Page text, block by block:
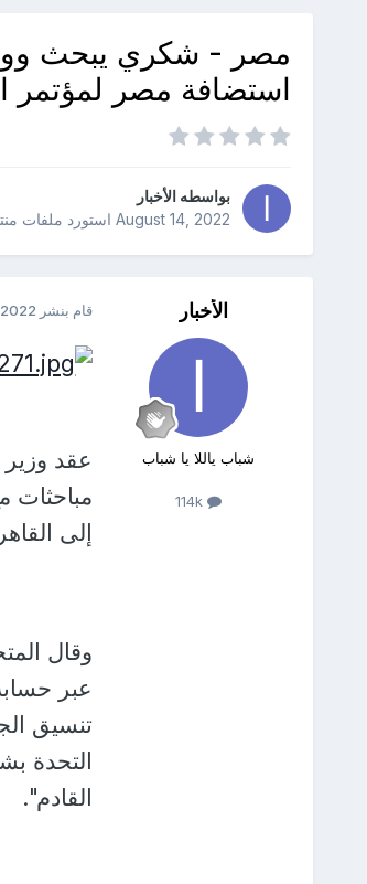
مصر - شكري يبحث
استضافة مصر لمؤتمر
بواسطه الأخبار
August 14, 2022استورد ملفات
الأخبار
شباب ياللا يا شباب
114k
قام بنشر
عقد وزير
مباحثات
إلى
وقال
عبر
تنسيق
القادم".